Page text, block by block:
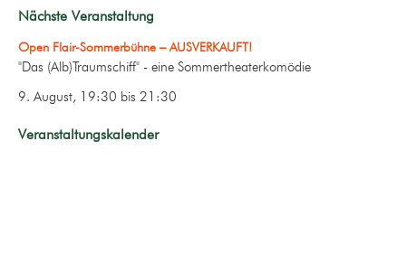
Nächste Veranstaltung
Open Flair-Sommerbühne – AUSVERKAUFT!
"Das (Alb)Traumschiff" - eine Sommertheaterkomödie
9. August, 19:30 bis 21:30
Veranstaltungskalender